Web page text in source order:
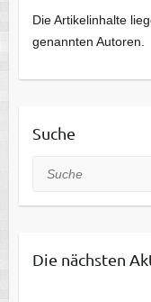
Die Artikelinhalte
genannten Autoren.
Suche
Suche
Die nächsten